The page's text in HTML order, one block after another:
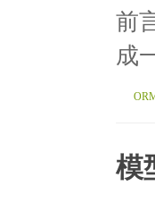
前
成
模